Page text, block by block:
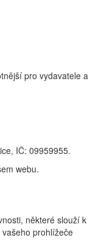
pro vydavatele a
IČ: 09959955.
webu.
některé slouží k
prohlížeče